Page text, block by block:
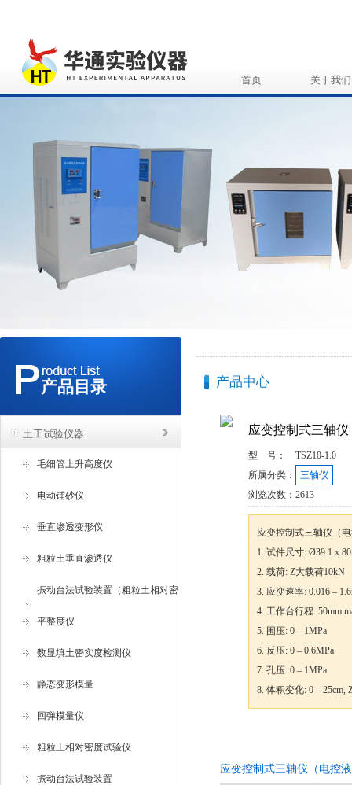
首页 关于我们
产品目录
土工试验仪器
毛细管上升高度仪
电动铺砂仪
垂直渗透变形仪
粗粒土垂直渗透仪
振动台法试验装置（粗粒土相对密
度试验仪 ）
平整度仪
数显填土密实度检测仪
静态变形模量
回弹模量仪
粗粒土相对密度试验仪
振动台法试验装置
产品中心
应变控制式三轴
型 号：
TSZ10-1.0
所属分类：
三轴仪
浏览次数： 2613
应变控制式三轴仪（
1. 试件尺寸: Ø39.1 x
2. 载荷: Z大载荷10kN
3. 应变速率: 0.016 –
4. 工作台行程: 50mm
5. 围压: 0 – 1MPa
6. 反压: 0 – 0.6MPa
7. 孔压: 0 – 1MPa
8. 体积变化: 0 – 25cm,
应变控制式三轴仪（电控